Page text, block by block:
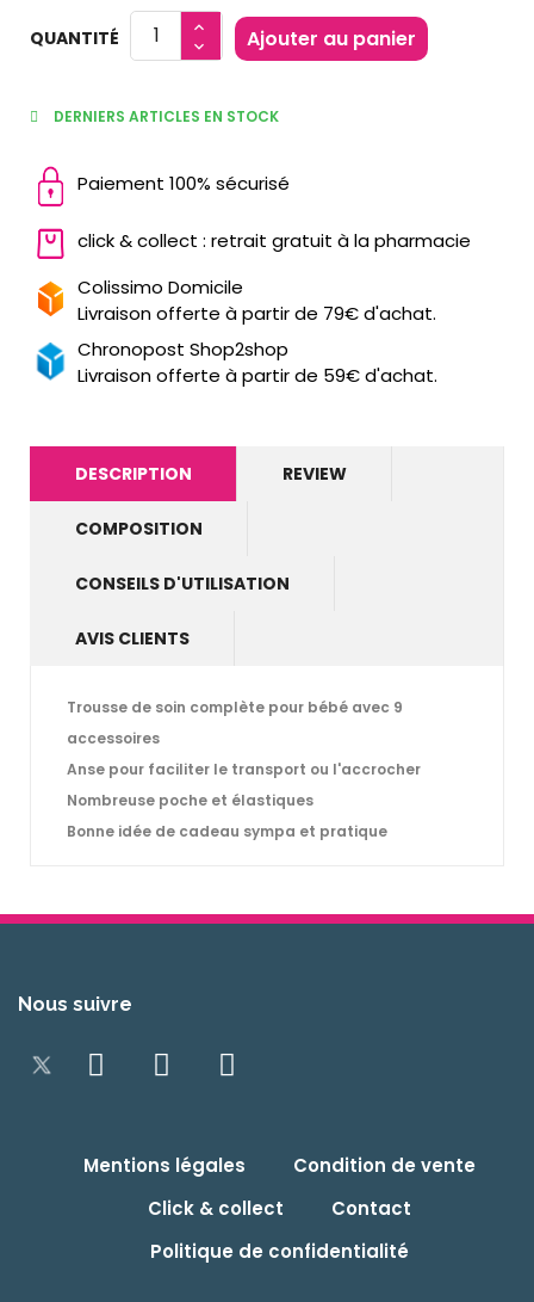
QUANTITÉ Ajouter au panier
DERNIERS ARTICLES EN STOCK
Paiement 100% sécurisé
click & collect : retrait gratuit à la pharmacie
Colissimo Domicile
Livraison offerte à partir de 79€ d'achat.
Chronopost Shop2shop
Livraison offerte à partir de 59€ d'achat.
DESCRIPTION REVIEW
COMPOSITION
CONSEILS D'UTILISATION
AVIS CLIENTS
Trousse de soin complète pour bébé avec 9
accessoires
Anse pour faciliter le transport ou l'accrocher
Nombreuse poche et élastiques
Bonne idée de cadeau sympa et pratique
Nous suivre
Mentions légales
Condition de vente
Click & collect
Contact
Politique de confidentialité